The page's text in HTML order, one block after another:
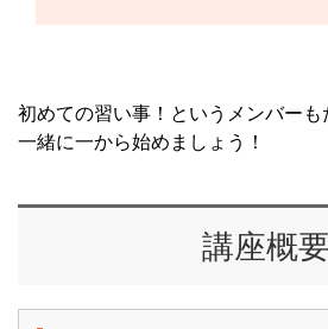
初めての習い事！というメンバーも
一緒に一から始めましょう！
講座概要